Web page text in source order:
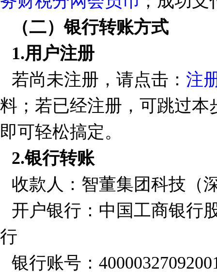
（二）银行转账方式
1.用户注册
若尚未注册，请点击： 注
料；若已经注册，可跳过本
即可轻松搞定。
2.银行转账
收款人：智董集团科技（
开户银行：中国工商银行
行
银行账号：